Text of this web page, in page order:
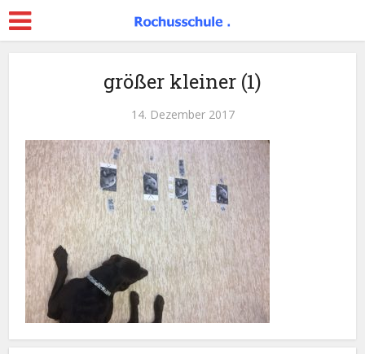
größer kleiner (1)
14. Dezember 2017